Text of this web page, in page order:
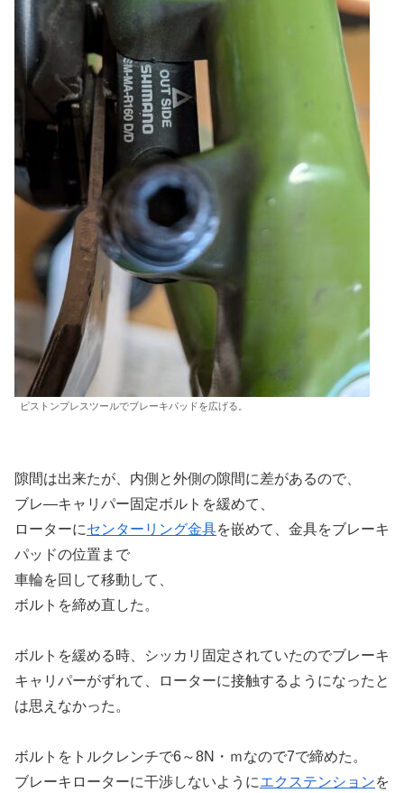
ピストンプレスツールでブレーキパッドを広げる。
隙間は出来たが、内側と外側の隙間に差があるので、
ブレ―キャリパー固定ボルトを緩めて、
ローターにセンターリング金具を嵌めて、金具をブレーキ
パッドの位置まで
車輪を回して移動して、
ボルトを締め直した。
ボルトを緩める時、シッカリ固定されていたのでブレーキ
キャリパーがずれて、ローターに接触するようになったと
は思えなかった。
ボルトをトルクレンチで6～8N・ｍなので7で締めた。
ブレーキローターに干渉しないようにエクステンションを